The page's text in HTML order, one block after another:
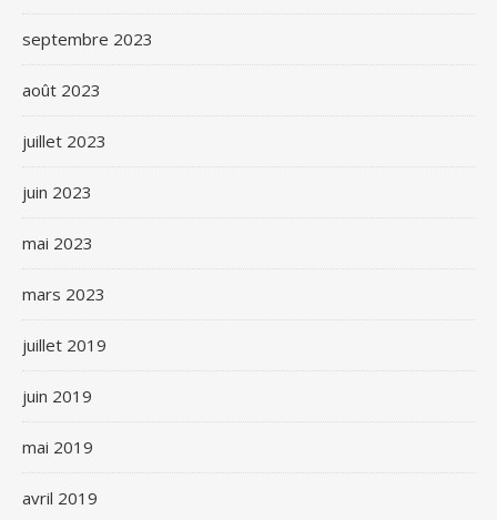
septembre 2023
août 2023
juillet 2023
juin 2023
mai 2023
mars 2023
juillet 2019
juin 2019
mai 2019
avril 2019